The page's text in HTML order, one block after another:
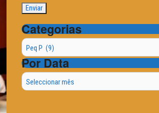
Categorias
Categorias
Por Data
Por
Data